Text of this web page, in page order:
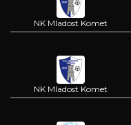
NK Mladost Komet
NK Mladost Komet